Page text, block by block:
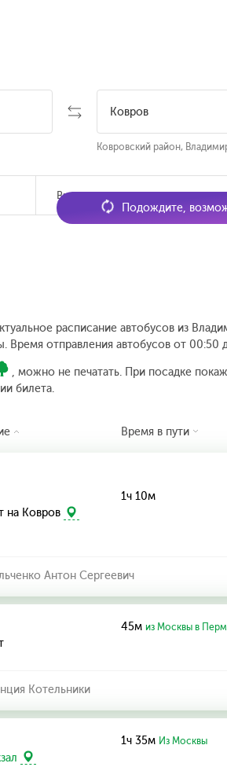
Ковровский район,
Время отправления
расписание автобусов из
Время отправления автобусов от 00:50
, можно не печатать. При посадке
билета.
Подождите,
Время в пути
на Ковров
1ч 10м
Антон Сергеевич
45м из Москвы в
Котельники
1ч 35м Из Москвы